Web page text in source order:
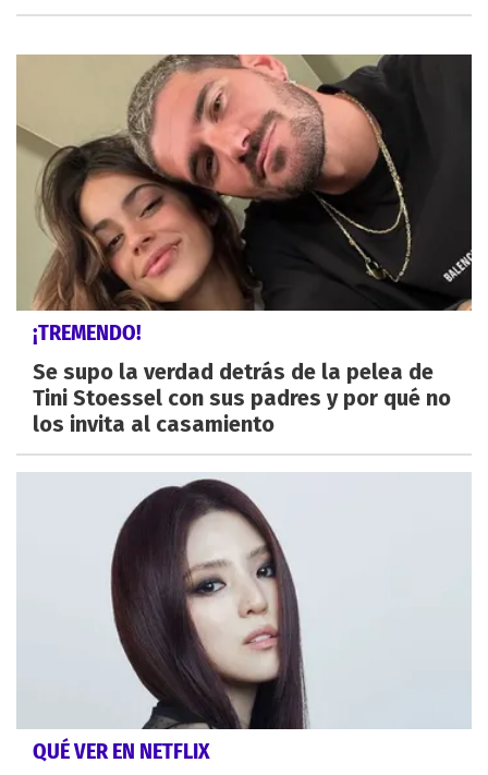
¡TREMENDO!
Se supo la verdad detrás de la pelea de
Tini Stoessel con sus padres y por qué no
los invita al casamiento
QUÉ VER EN NETFLIX